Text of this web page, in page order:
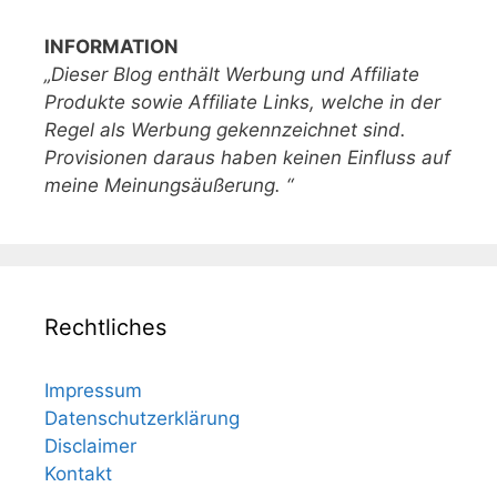
INFORMATION
„Dieser Blog enthält Werbung und Affiliate
Produkte sowie Affiliate Links, welche in der
Regel als Werbung gekennzeichnet sind.
Provisionen daraus haben keinen Einfluss auf
meine Meinungsäußerung. “
Rechtliches
Impressum
Datenschutzerklärung
Disclaimer
Kontakt